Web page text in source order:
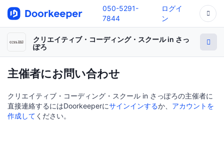
050-5291-
7844
ログイ
ン
クリエイティブ・コーディング・スクール in さっ
ぽろ
主催者にお問い合わせ
クリエイティブ・コーディング・スクール in さっぽろの主催者に
直接連絡するにはDoorkeeperにサインインするか、 アカウントを
作成して ください。